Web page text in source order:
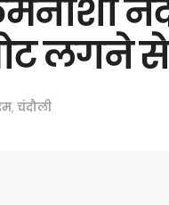
लगने
, चंदौली